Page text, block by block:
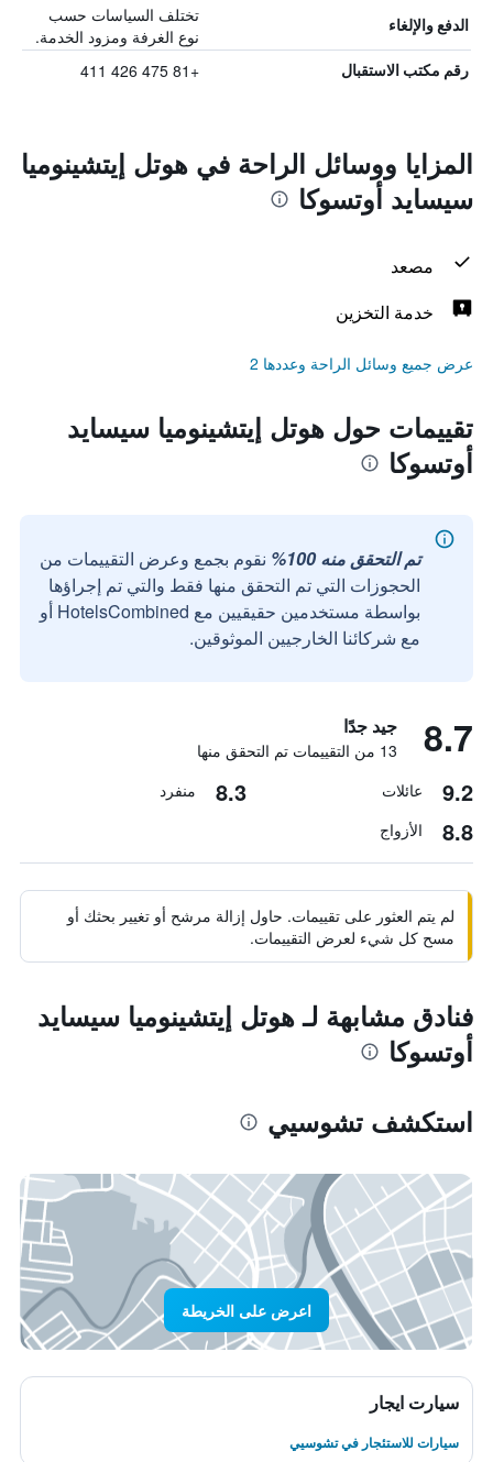
الدفع والإلغاء
تختلف السياسات حسب
نوع الغرفة ومزود الخدمة.
رقم مكتب الاستقبال +81 475 426 411
المزايا ووسائل الراحة في هوتل إيتشينوميا
سيسايد أوتسوكا
مصعد
خدمة التخزين
عرض جميع وسائل الراحة وعددها 2
تقييمات حول هوتل إيتشينوميا سيسايد
أوتسوكا
تم التحقق منه 100%
نقوم بجمع وعرض التقييمات من
الحجوزات التي تم التحقق منها فقط والتي تم إجراؤها
بواسطة مستخدمين حقيقيين مع HotelsCombined أو
مع شركائنا الخارجيين الموثوقين.
8.7 جيد جدًا
13 من التقييمات تم التحقق منها
9.2 عائلات 8.3 منفرد
8.8 الأزواج
لم يتم العثور على تقييمات. حاول إزالة مرشح أو تغيير بحثك أو
مسح كل شيء لعرض التقييمات.
فنادق مشابهة لـ هوتل إيتشينوميا سيسايد
أوتسوكا
استكشف تشوسيي
اعرض على الخريطة
سيارت ايجار
سيارات للاستئجار في تشوسيي